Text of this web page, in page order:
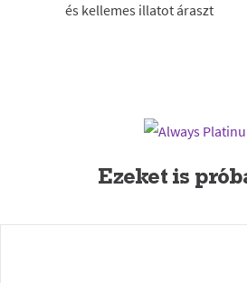
és kellemes illatot áraszt
Ezeket is